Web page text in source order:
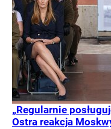
„Regularnie
Ostra reakcja